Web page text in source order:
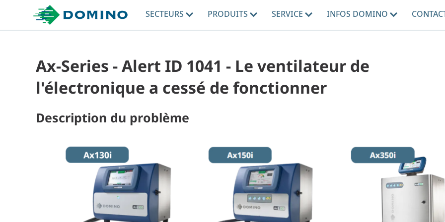
SECTEURS PRODUITS SERVICE INFOS DOMINO
Ax-Series - Alert ID 1041 - Le ventilateur de
l'électronique a cessé de fonctionner
Description du problème